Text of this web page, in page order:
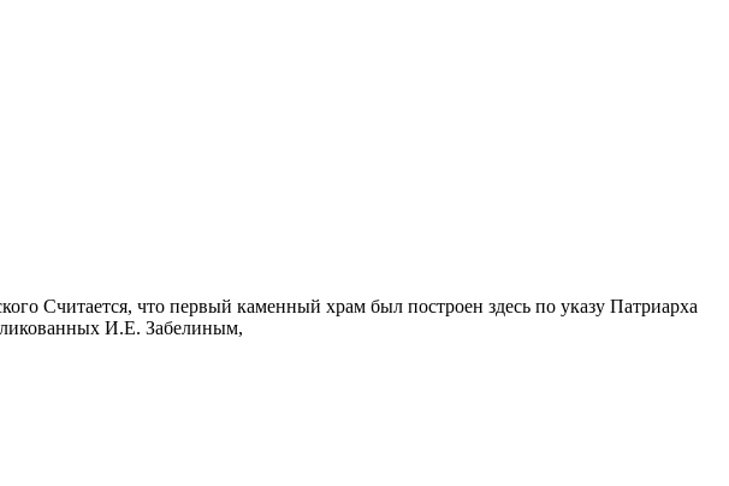
Считается, что первый каменный храм был построен здесь по указу Патриарха
И.Е. Забелиным,